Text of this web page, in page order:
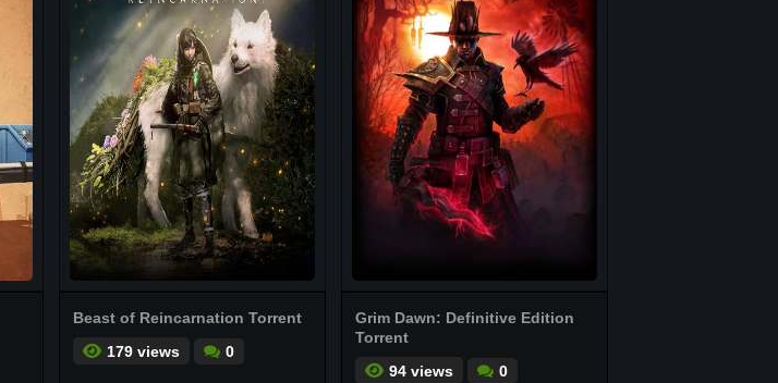
Beast of Reincarnation Torrent
179 views
0
Grim Dawn: Definitive Edition
Torrent
94 views
0